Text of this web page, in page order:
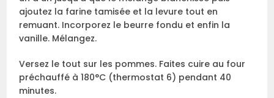
ajoutez la farine tamisée et la levure tout en
remuant. Incorporez le beurre fondu et enfin la
vanille. Mélangez.
Versez le tout sur les pommes. Faites cuire au four
préchauffé à 180°C (thermostat 6) pendant 40
minutes.